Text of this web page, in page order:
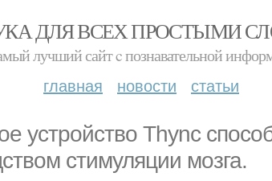
ДЛЯ ВСЕХ ПРОСТЫМИ
лучший сайт c познавательной
главная новости статьи
устройство Thync
стимуляции мозга.